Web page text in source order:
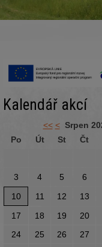
Kalendář akcí
<< < Srpen
Po
Út St Čt
3
4 5 6
10
11 12 13
17
18 19 20
24
25 26 27